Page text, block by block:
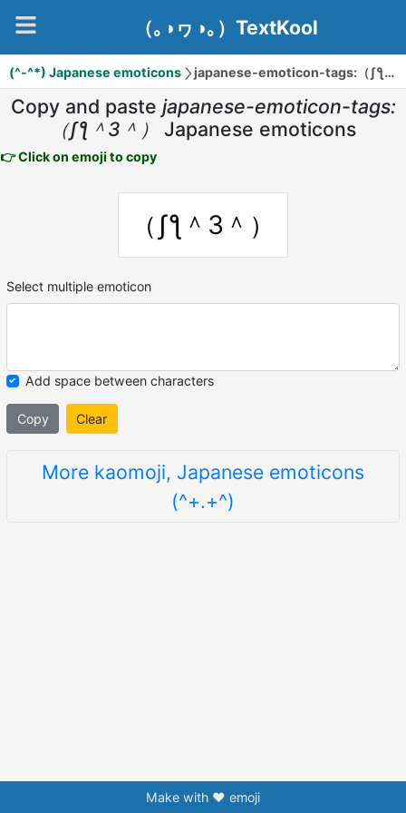
（｡◑ヮ◑｡）TextKool
(^-^*) Japanese emoticons japanese-emoticon-tags:（ʃƪ＾3＾）
Copy and paste japanese-emoticon-tags:
（ʃƪ＾3＾）
Japanese emoticons
👉 Click on emoji to copy
（ʃƪ＾3＾）
Select multiple emoticon
Add space between characters
Copy Clear
More kaomoji, Japanese emoticons
(^+.+^)
Make with ❤️ emoji